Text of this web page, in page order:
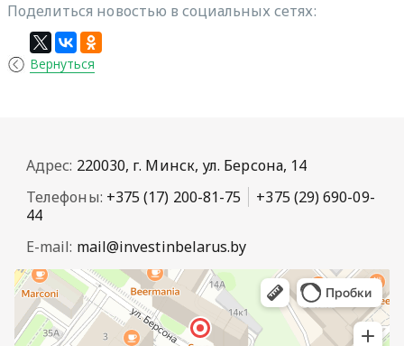
Поделиться новостью в социальных сетях:
Вернуться
Адрес: 220030, г. Минск, ул. Берсона, 14
Телефоны: +375 (17) 200-81-75
+375 (29) 690-09-
44
E-mail: mail@investinbelarus.by